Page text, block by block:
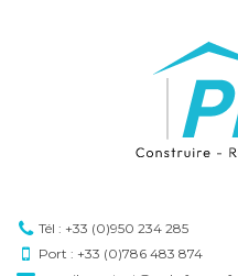
Tél : +33 (0)950 234 285
Port : +33 (0)786 483 874